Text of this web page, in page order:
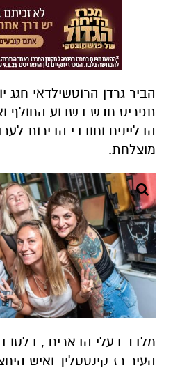
הביר גרדן הרוטשילדאי
תפריט חדש בשבוע החולף
הבליינים וחובבי הבירות
מוצלחת.
מלבד בעלי הבארים , בלטו
העיר רז קינסטליך ואיש